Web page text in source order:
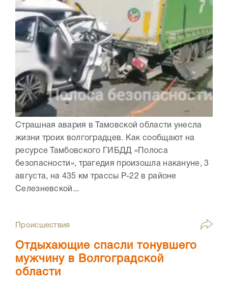
Страшная авария в Тамовской области унесла
жизни троих волгоградцев. Как сообщают на
ресурсе Тамбовского ГИБДД «Полоса
безопасности», трагедия произошла накануне, 3
августа, на 435 км трассы Р-22 в районе
Селезневской...
Происшествия
Отдыхающие спасли тонувшего
мужчину в Волгоградской
области